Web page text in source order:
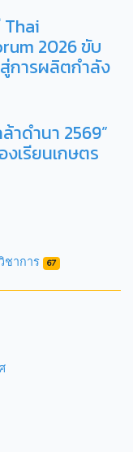
2026 ขับ
การผลิตกำลัง
ดำนา 2569”
เรียนเกษตร
ชาการ 67